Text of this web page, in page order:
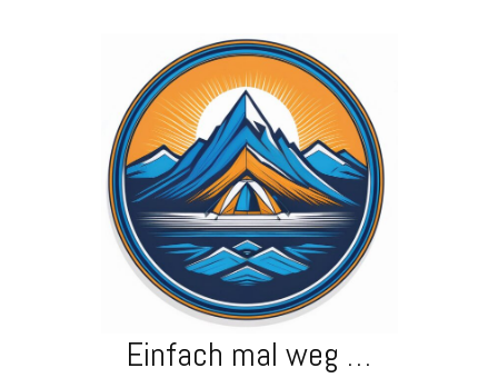
Einfach mal weg …